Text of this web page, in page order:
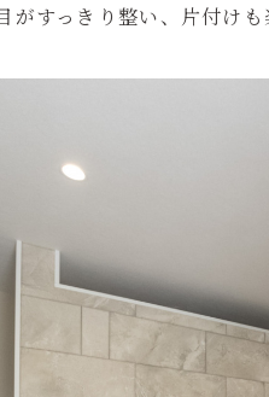
すっきり整い、片付けも